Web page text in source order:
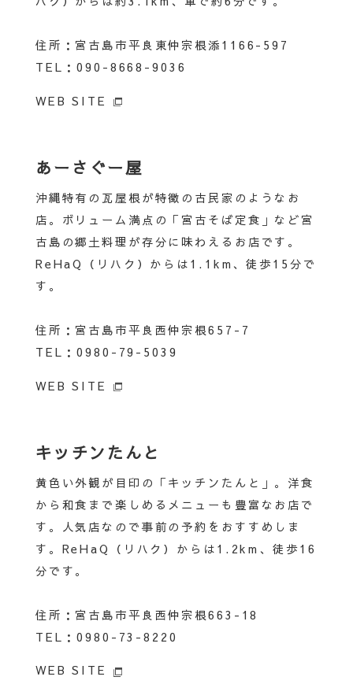
お電話でのご予約は
こちら
0120-
（営業時間 9:00〜
18:00）
住所：宮古島市平良東仲宗根添1166-597
TEL：090-8668-9036
WEB SITE
あーさぐー屋
沖縄特有の瓦屋根が特徴の古民家のようなお
店。ボリューム満点の「宮古そば定食」など宮
古島の郷土料理が存分に味わえるお店です。
ReHaQ（リハク）からは1.1km、徒歩15分で
す。
住所：宮古島市平良西仲宗根657-7
TEL：0980-79-5039
WEB SITE
キッチンたんと
黄色い外観が目印の「キッチンたんと」。洋食
から和食まで楽しめるメニューも豊富なお店で
す。人気店なので事前の予約をおすすめしま
す。ReHaQ（リハク）からは1.2km、徒歩16
分です。
住所：宮古島市平良西仲宗根663-18
TEL：0980-73-8220
WEB SITE